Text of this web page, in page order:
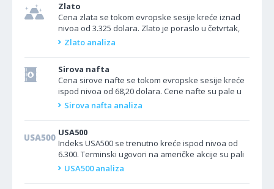
Zlato
Cena zlata se tokom evropske sesije kreće iznad
nivoa od 3.325 dolara. Zlato je poraslo u četvrtak,
produžavajući dobitke iz prethodne sesije,
Zlato analiza
Sirova nafta
Cena sirove nafte se tokom evropske sesije kreće
ispod nivoa od 68,20 dolara. Cene nafte su pale u
četvrtak nakon povlačenja sa najviših nivoa u...
Sirova nafta analiza
USA500
Indeks USA500 se trenutno kreće ispod nivoa od
6.300. Terminski ugovori na američke akcije su pali
u četvrtak nakon što je Tramp zapretio Brazilu...
USA500 analiza